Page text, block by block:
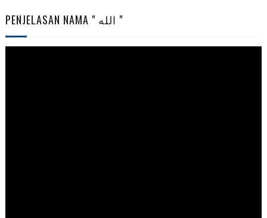
PENJELASAN NAMA " الله "